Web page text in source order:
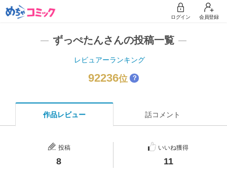
ログイン 会員登録
ずっぺたんさんの投稿一覧
レビュアーランキング
92236位 ？
作品レビュー 話コメント
投稿
8
いいね獲得
11